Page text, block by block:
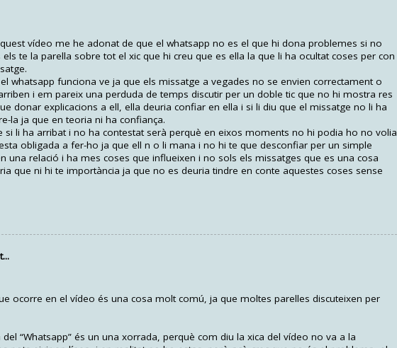
vídeo me he adonat de que el whatsapp no es el que hi dona problemes si no
te la parella sobre tot el xic que hi creu que es ella la que li ha ocultat coses per con
whatsapp funciona ve ja que els missatge a vegades no se envien correctament o
i em pareix una perduda de temps discutir per un doble tic que no hi mostra res
donar explicacions a ell, ella deuria confiar en ella i si li diu que el missatge no li ha
la ja que en teoria ni ha confiança.
si li ha arribat i no ha contestat serà perquè en eixos moments no hi podia ho no volia
obligada a fer-ho ja que ell n o li mana i no hi te que desconfiar per un simple
una relació i ha mes coses que influeixen i no sols els missatges que es una cosa
que ni hi te importància ja que no es deuria tindre en conte aquestes coses sense
ocorre en el vídeo és una cosa molt comú, ja que moltes parelles discuteixen per
“Whatsapp” és un una xorrada, perquè com diu la xica del vídeo no va a la